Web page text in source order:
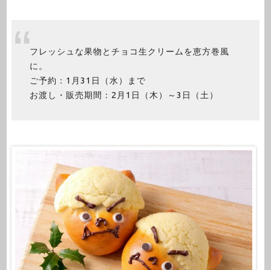
フレッシュな果物とチョコ生クリームを恵方巻風
に。
ご予約：1月31日（水）まで
お渡し・販売期間：2月1日（木）～3日（土）